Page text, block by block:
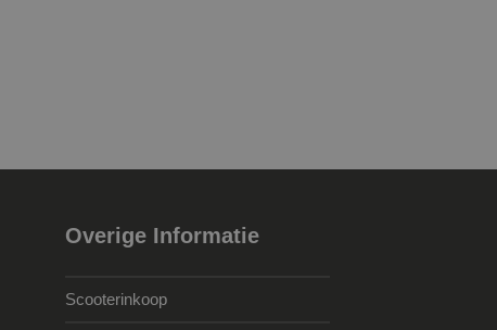
Overige Informatie
Scooterinkoop